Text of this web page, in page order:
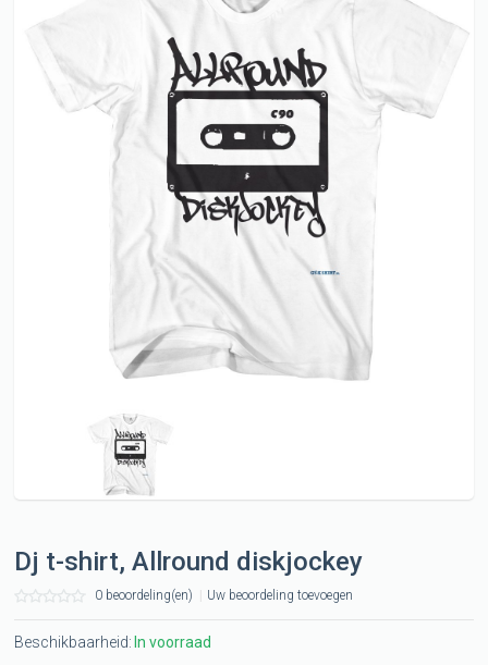
Dj t-shirt, Allround diskjockey
0 beoordeling(en) Uw beoordeling toevoegen
Beschikbaarheid: In voorraad